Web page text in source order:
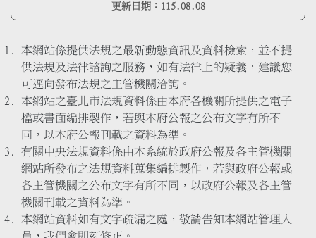
更新日期： 115.08.08
本網站係提供法規之最新動態資訊及資料檢索，並不提
供法規及法律諮詢之服務，如有法律上的疑義，建議您
可逕向發布法規之主管機關洽詢。
本網站之臺北市法規資料係由本府各機關所提供之電子
檔或書面編排製作，若與本府公報之公布文字有所不
同，以本府公報刊載之資料為準。
有關中央法規資料係由本系統於政府公報及各主管機關
網站所發布之法規資料蒐集編排製作，若與政府公報或
各主管機關之公布文字有所不同，以政府公報及各主管
機關刊載之資料為準。
本網站資料如有文字疏漏之處，敬請告知本網站管理人
員，我們會即刻修正。